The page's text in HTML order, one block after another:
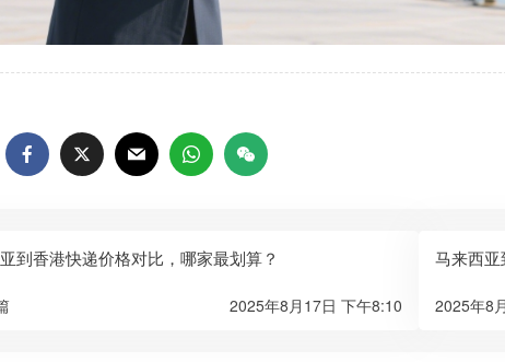
到香港快递价格对比，哪家最划算？
2025年8月17日 下午8:10
马来西亚
2025年8